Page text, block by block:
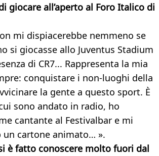
giocare all’aperto al Foro Italico di
mi dispiacerebbe nemmeno se
si giocasse allo Juventus Stadium
di CR7... Rappresenta la mia
conquistare i non-luoghi della
la gente a questo sport. È
sono andato in radio, ho
cantante al Festivalbar e mi
un cartone animato… ».
è fatto conoscere molto fuori dal